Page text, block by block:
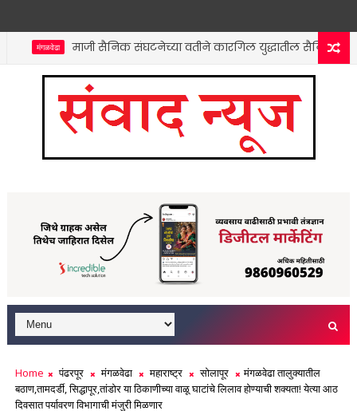
मंगळवेढा माजी सैनिक संघटनेच्या वतीने कारगिल युद्धातील सैनिकांना
Home पंढरपूर मंगळवेढा महाराष्ट्र सोलापूर
मंगळवेढा तालुक्यातील
बठाण,तामदर्डी, सिद्धापूर,तांडोर या ठिकाणीच्या वाळू घाटांचे लिलाव होण्याची शक्यता! येत्या आठ
दिवसात पर्यावरण विभागाची मंजुरी मिळणार